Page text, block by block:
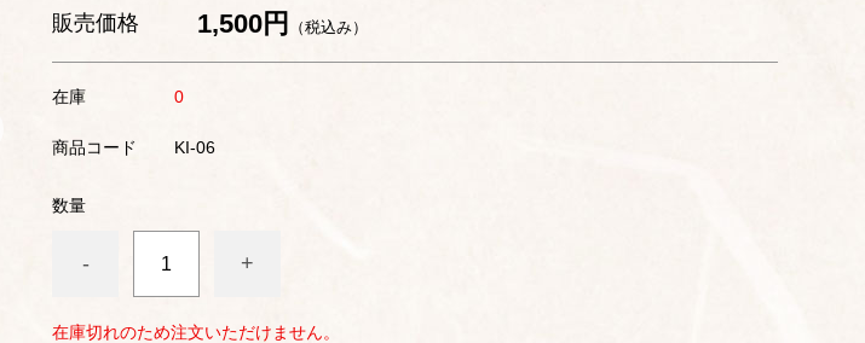
販売価格 1,500円 （税込み）
在庫 0
商品コード KI-06
数量
- +
在庫切れのため注文いただけません。